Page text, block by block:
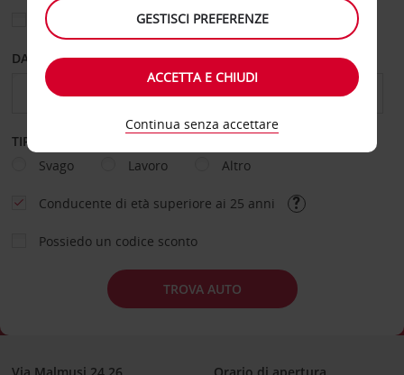
Scegli una località di riconsegna diversa
DAL GIORNO AL GIORNO
TIPOLOGIA DI NOLEGGIO
Svago
Lavoro Altro
Conducente di età superiore ai 25 anni
Possiedo un codice sconto
TROVA AUTO
GESTISCI PREFERENZE
ACCETTA E CHIUDI
Continua senza accettare